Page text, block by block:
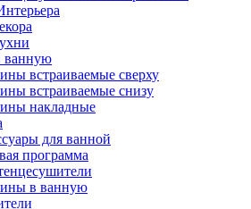
ванную
встраиваемые сверху
встраиваемые снизу
накладные
для ванной
программа
в ванную